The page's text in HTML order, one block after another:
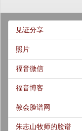
见证分享
照片
福音微信
福音博客
教会脸谱网
朱志山牧师的脸谱